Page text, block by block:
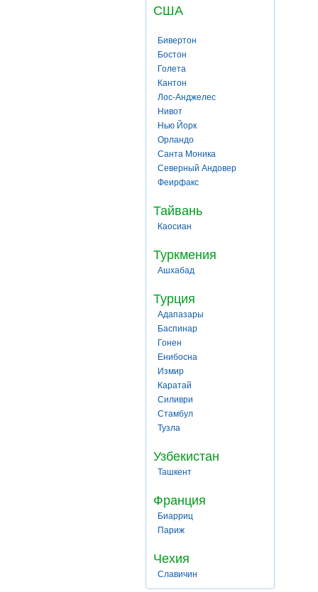
США
Бивертон
Бостон
Голета
Кантон
Лос-Анджелес
Нивот
Нью Йорк
Орландо
Санта Моника
Северный Андовер
Феирфакс
Тайвань
Каосиан
Туркмения
Ашхабад
Турция
Адапазары
Баспинар
Гонен
Енибосна
Измир
Каратай
Силиври
Стамбул
Тузла
Узбекистан
Ташкент
Франция
Биарриц
Париж
Чехия
Славичин